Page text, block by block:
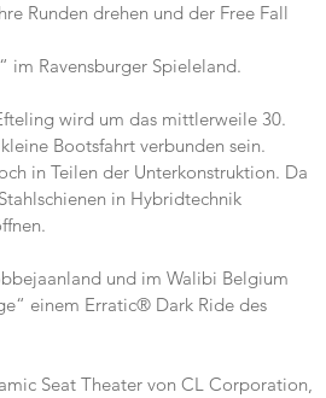
Runden drehen und der Free Fall
im Ravensburger Spieleland.
wird um das mittlerweile 30.
Bootsfahrt verbunden sein.
in Teilen der Unterkonstruktion. Da
in Hybridtechnik
und im Walibi Belgium
einem Erratic® Dark Ride des
Seat Theater von CL Corporation,